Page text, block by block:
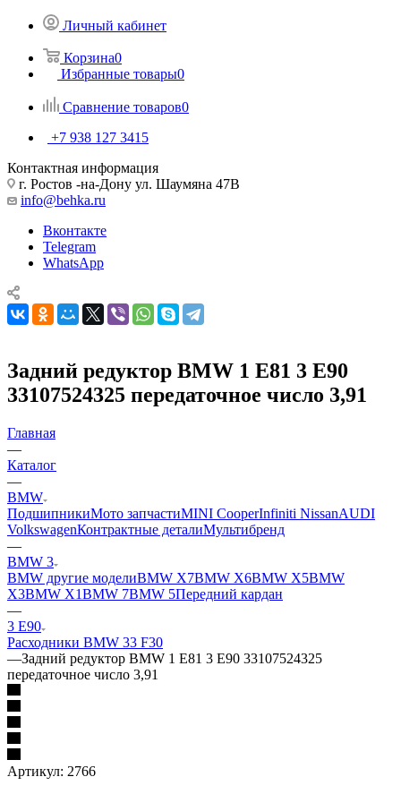
Личный кабинет
Корзина0
Избранные товары0
Сравнение товаров0
+7 938 127 3415
Контактная информация
г. Ростов -на-Дону ул. Шаумяна 47В
info@behka.ru
Вконтакте
Telegram
WhatsApp
Задний редуктор BMW 1 E81 3 E90
33107524325 передаточное число 3,91
Главная
—
Каталог
—
BMW
ПодшипникиМото запчастиMINI CooperInfiniti NissanAUDI
VolkswagenКонтрактные деталиМультибренд
—
BMW 3
BMW другие моделиBMW X7BMW X6BMW X5BMW
X3BMW X1BMW 7BMW 5Передний кардан
—
3 E90
Расходники BMW 33 F30
—Задний редуктор BMW 1 E81 3 E90 33107524325
передаточное число 3,91
Артикул: 2766